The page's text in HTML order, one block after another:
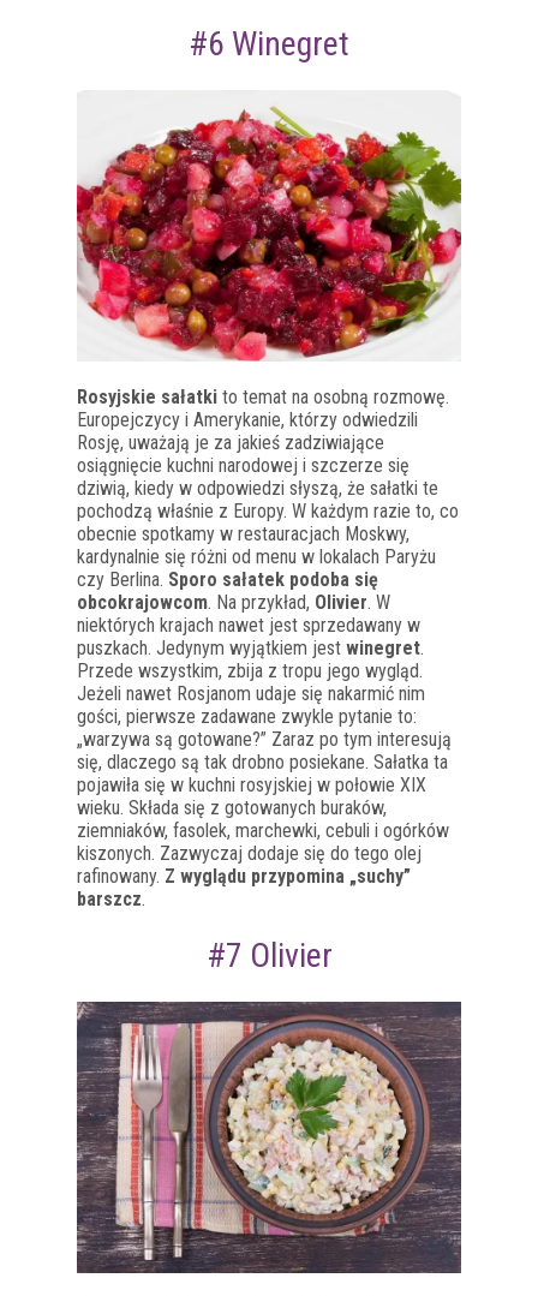
#6 Winegret
Rosyjskie sałatki to temat na osobną rozmowę.
Europejczycy i Amerykanie, którzy odwiedzili
Rosję, uważają je za jakieś zadziwiające
osiągnięcie kuchni narodowej i szczerze się
dziwią, kiedy w odpowiedzi słyszą, że sałatki te
pochodzą właśnie z Europy. W każdym razie to, co
obecnie spotkamy w restauracjach Moskwy,
kardynalnie się różni od menu w lokalach Paryżu
czy Berlina. Sporo sałatek podoba się
obcokrajowcom. Na przykład, Olivier. W
niektórych krajach nawet jest sprzedawany w
puszkach. Jedynym wyjątkiem jest winegret.
Przede wszystkim, zbija z tropu jego wygląd.
Jeżeli nawet Rosjanom udaje się nakarmić nim
gości, pierwsze zadawane zwykle pytanie to:
„warzywa są gotowane?” Zaraz po tym interesują
się, dlaczego są tak drobno posiekane. Sałatka ta
pojawiła się w kuchni rosyjskiej w połowie XIX
wieku. Składa się z gotowanych buraków,
ziemniaków, fasolek, marchewki, cebuli i ogórków
kiszonych. Zazwyczaj dodaje się do tego olej
rafinowany. Z wyglądu przypomina „suchy”
barszcz.
#7 Olivier